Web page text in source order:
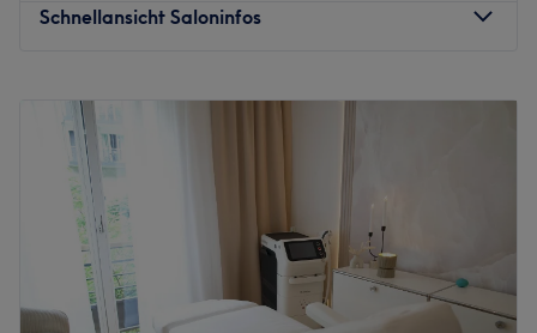
Schnellansicht Saloninfos
Dienstag
Mittwoch
Donnerstag
Freitag
10:00
Samstag
10:00
Sonntag
Geschlossen
Velora Beauty Center & Academy verbindet luxuriöse